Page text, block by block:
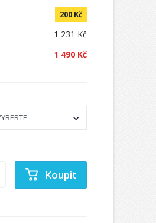
200 Kč
1 231 Kč
1 490 Kč
Koupit